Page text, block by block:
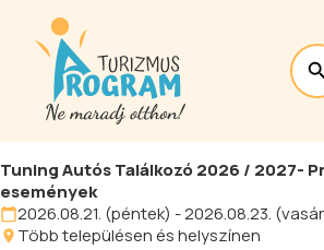
Tuning Autós Találkozó 2026 / 2027-
események
2026.08.21. (péntek) - 2026.08.23.
Több településen és helyszínen